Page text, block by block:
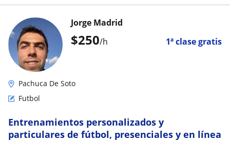
$250/h 1ª clase gratis
Jorge Madrid
Pachuca De Soto
Futbol
Entrenamientos personalizados y
particulares de fútbol, presenciales y en línea